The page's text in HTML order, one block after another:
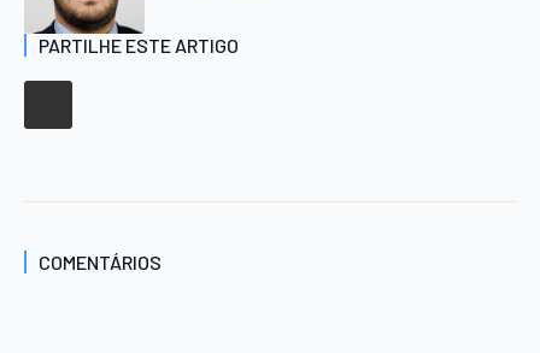
PARTILHE ESTE ARTIGO
COMENTÁRIOS